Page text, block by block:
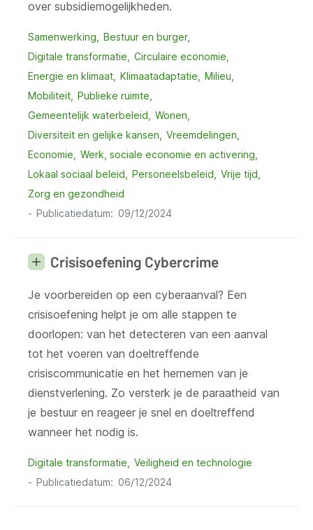
over subsidiemogelijkheden.
Samenwerking
Bestuur en burger
Digitale transformatie
Circulaire economie
Energie en klimaat Klimaatadaptatie
Milieu
Mobiliteit Publieke ruimte
Gemeentelijk waterbeleid
Wonen
Diversiteit en gelijke kansen
Vreemdelingen
Economie
Werk, sociale economie en activering
Lokaal sociaal beleid
Personeelsbeleid
Vrije tijd
Zorg en gezondheid
Publicatiedatum
09/12/2024
Crisisoefening Cybercrime
Je voorbereiden op een cyberaanval? Een
crisisoefening helpt je om alle stappen te
doorlopen: van het detecteren van een aanval
tot het voeren van doeltreffende
crisiscommunicatie en het hernemen van je
dienstverlening. Zo versterk je de paraatheid van
je bestuur en reageer je snel en doeltreffend
wanneer het nodig is.
Digitale transformatie
Veiligheid en technologie
Publicatiedatum
06/12/2024